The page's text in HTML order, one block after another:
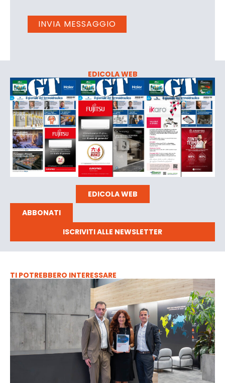
EDICOLA WEB
EDICOLA WEB
ABBONATI
ISCRIVITI ALLE NEWSLETTER
TI POTREBBERO INTERESSARE